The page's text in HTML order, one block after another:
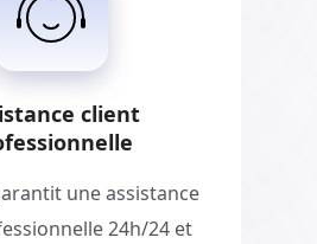
client
une assistance
24h/24 et